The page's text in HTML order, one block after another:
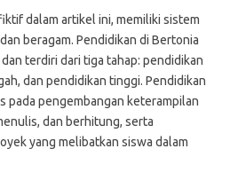
dalam artikel ini, memiliki sistem
beragam. Pendidikan di Bertonia
terdiri dari tiga tahap: pendidikan
dan pendidikan tinggi. Pendidikan
pada pengembangan keterampilan
dan berhitung, serta
yang melibatkan siswa dalam